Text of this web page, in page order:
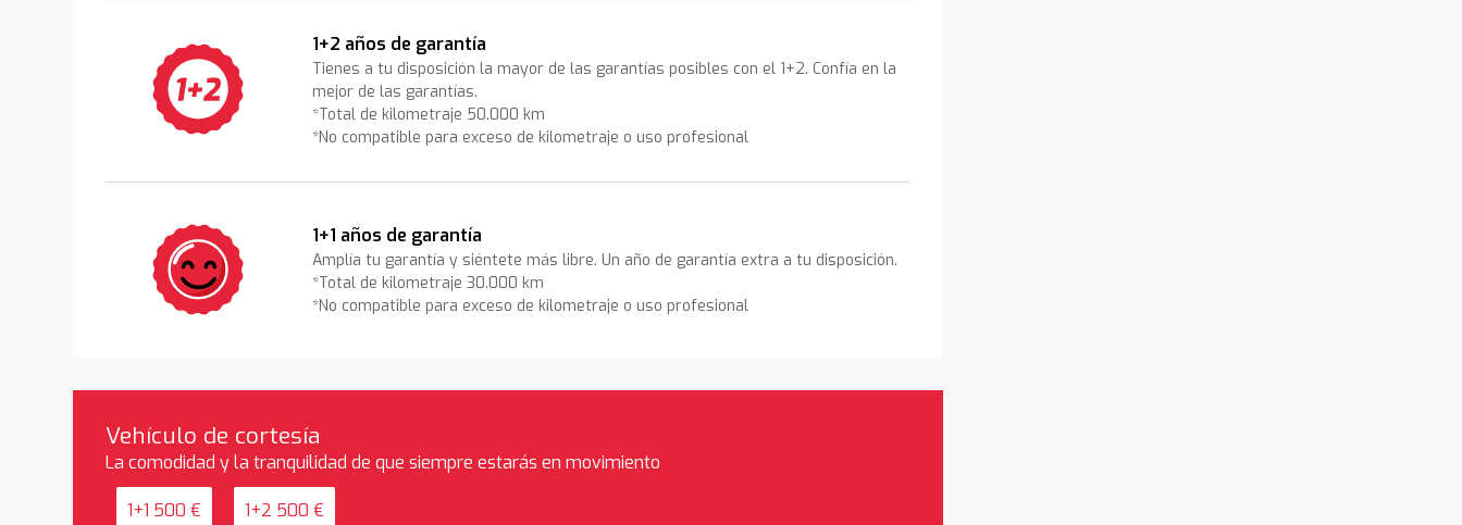
1+2 años de garantía
Tienes a tu disposición la mayor de las garantías posibles con el 1+2. Confía en la
mejor de las garantías.
*Total de kilometraje 50.000 km
*No compatible para exceso de kilometraje o uso profesional
1+1 años de garantía
Amplía tu garantía y siéntete más libre. Un año de garantía extra a tu disposición.
*Total de kilometraje 30.000 km
*No compatible para exceso de kilometraje o uso profesional
Vehículo de cortesía
La comodidad y la tranquilidad de que siempre estarás en movimiento
1+1 500 € 1+2 500 €